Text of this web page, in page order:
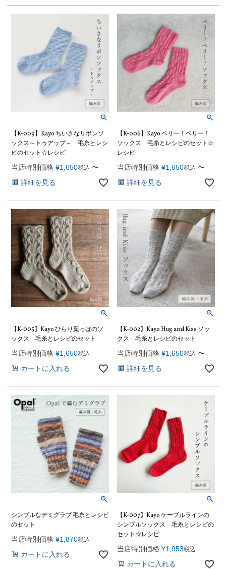
【K-009】Kayo ちいさなリボンソ
ックス～トゥアップ～ 毛糸とレシ
ピのセット☆レシピ
当店特別価格 ¥1,650税込 〜
詳細を見る
【K-006】Kayo ベリー！ベリー！
ソックス 毛糸とレシピのセット☆
レシピ
当店特別価格 ¥1,650税込 〜
詳細を見る
【K-005】Kayo ひらり葉っぱのソ
ックス 毛糸とレシピのセット
当店特別価格 ¥1,650税込
カートに入れる
【K-002】Kayo Hug and Kiss ソッ
クス 毛糸とレシピのセット
当店特別価格 ¥1,650税込 〜
詳細を見る
シンプルなデミグラブ 毛糸とレシピ
のセット
当店特別価格 ¥1,870税込
カートに入れる
【K-007】Kayo ケーブルラインの
シンプルソックス 毛糸とレシピの
セット☆レシピ
当店特別価格 ¥1,953税込
カートに入れる